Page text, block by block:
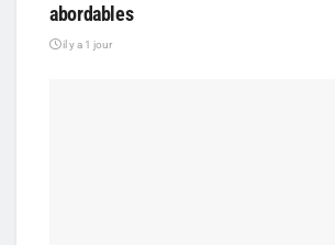
abordables
il y a 1 jour